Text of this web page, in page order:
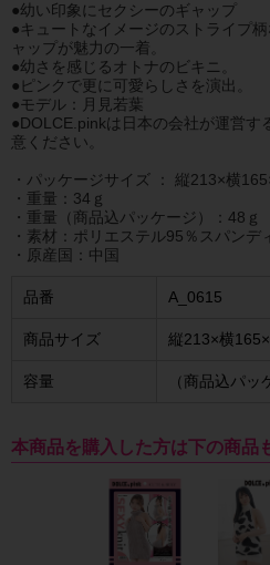
●幼い印象にセクシーのギャップ
●キュートなイメージのストライプ
ャップが魅力の一着。
●幼さを感じるオトナのビキニ。
●ピンクで更に可愛らしさを演出。
●モデル：月見若葉
●DOLCE.pinkは日本の会社が運営す
意ください。
・パッケージサイズ ： 縦213×横
・重量：34ｇ
・重量（商品込パッケージ）：48ｇ
・素材：ポリエステル95％スパンデ
・原産国：中国
品番 A_0615
商品サイズ 縦213×横
容量 （商品込パッ
本商品を購入した方は下の商品